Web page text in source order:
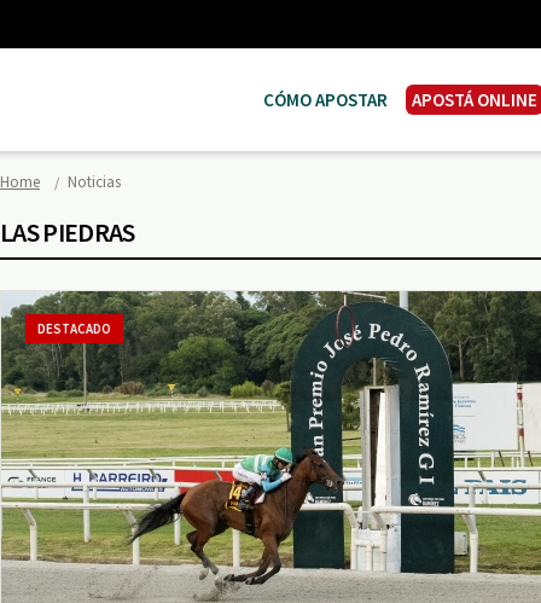
CÓMO APOSTAR APOSTÁ ONLINE
Home Noticias
LAS PIEDRAS
DESTACADO